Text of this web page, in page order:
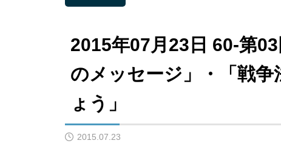
2015年07月23日 60-第
のメッセージ」・「戦
ょう」
2015.07.23